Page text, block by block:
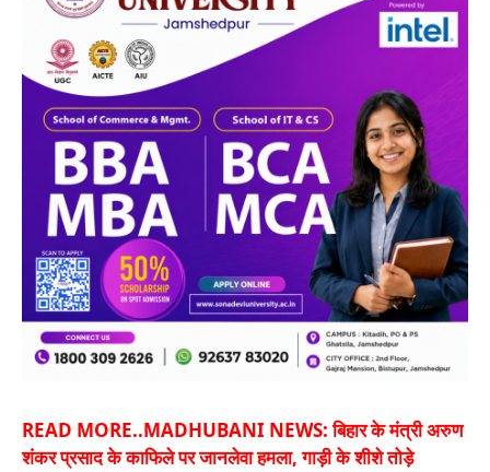
READ MORE..MADHUBANI NEWS: बिहार के मंत्री अरुण
शंकर प्रसाद के काफिले पर जानलेवा हमला, गाड़ी के शीशे तोड़े